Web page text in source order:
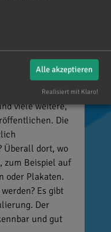
von bis zu 15
oder KI-
Personen, Orte
darstellen (z. B.
Unternehmen,
viele weitere,
Die
Überall dort, wo
zum Beispiel auf
oder Plakaten.
Es gibt
Der
und gut
Alle akzeptieren
Realisiert mit Klaro!